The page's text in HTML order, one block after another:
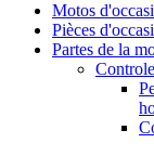
Motos
Pièces
Partes de la